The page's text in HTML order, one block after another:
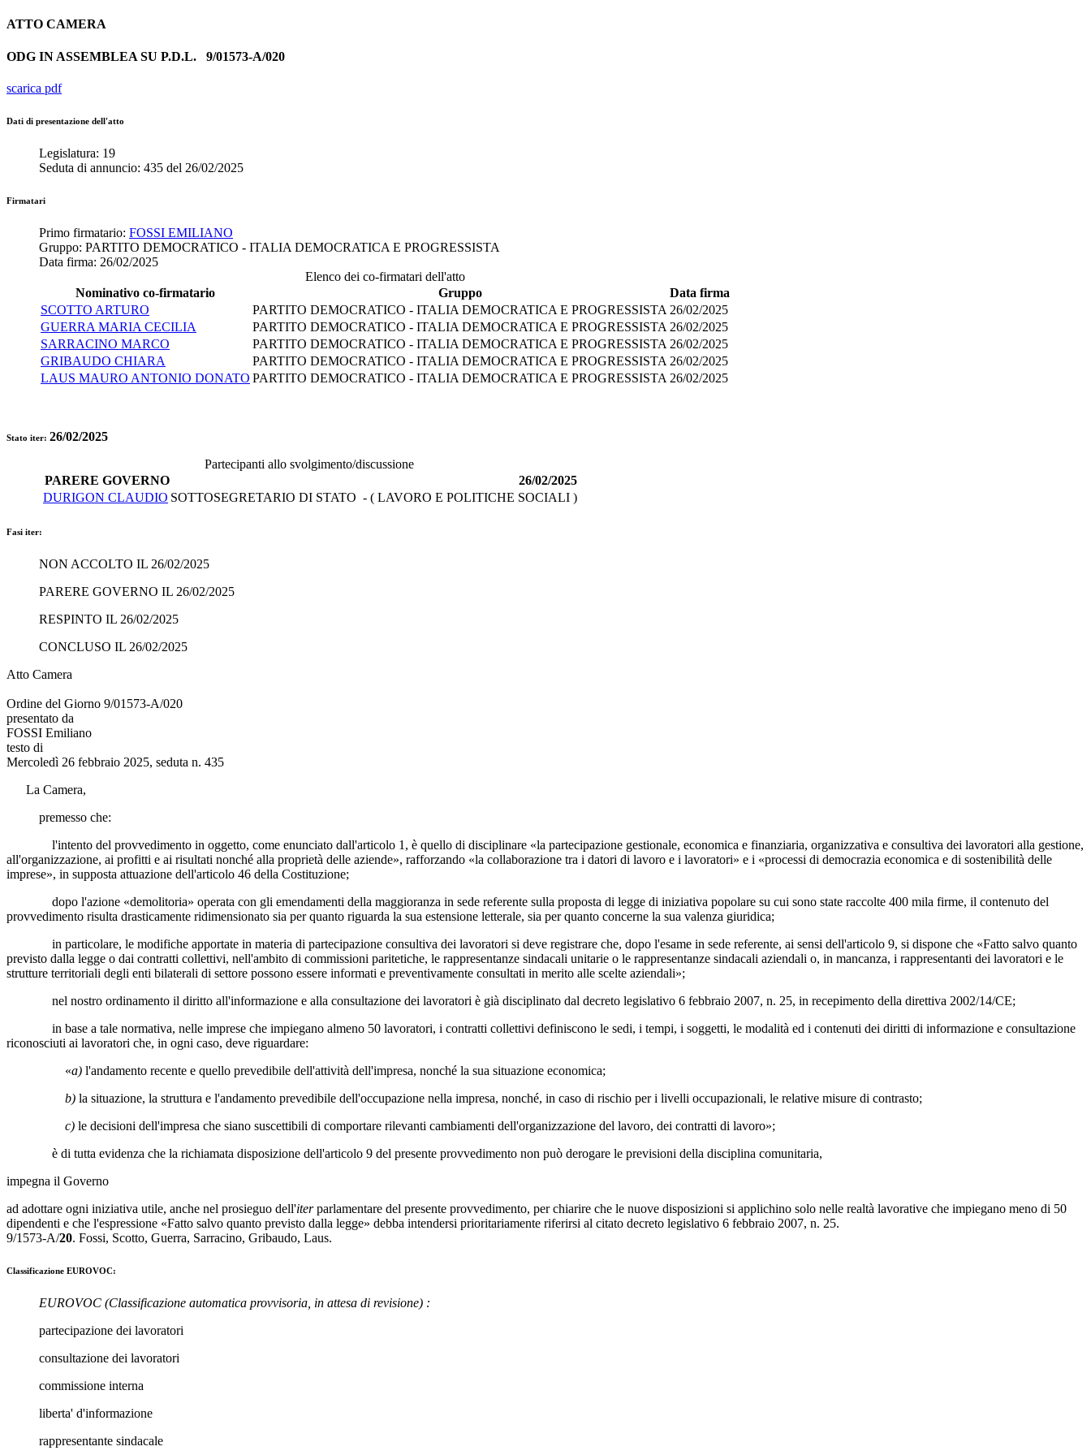
ATTO CAMERA
ODG IN ASSEMBLEA SU P.D.L. 9/01573-A/020
scarica pdf
Dati di presentazione dell'atto
Legislatura: 19
Seduta di annuncio: 435 del 26/02/2025
Firmatari
Primo firmatario: FOSSI EMILIANO
Gruppo: PARTITO DEMOCRATICO - ITALIA DEMOCRATICA E PROGRESSISTA
Data firma: 26/02/2025
Elenco dei co-firmatari dell'atto
Nominativo co-firmatario
Gruppo
Data firma
SCOTTO ARTURO
PARTITO DEMOCRATICO - ITALIA DEMOCRATICA E PROGRESSISTA 26/02/2025
GUERRA MARIA CECILIA
PARTITO DEMOCRATICO - ITALIA DEMOCRATICA E PROGRESSISTA 26/02/2025
SARRACINO MARCO
PARTITO DEMOCRATICO - ITALIA DEMOCRATICA E PROGRESSISTA 26/02/2025
GRIBAUDO CHIARA
PARTITO DEMOCRATICO - ITALIA DEMOCRATICA E PROGRESSISTA 26/02/2025
LAUS MAURO ANTONIO DONATO PARTITO DEMOCRATICO - ITALIA DEMOCRATICA E PROGRESSISTA 26/02/2025
Stato iter: 26/02/2025
Partecipanti allo svolgimento/discussione
PARERE GOVERNO
26/02/2025
DURIGON CLAUDIO SOTTOSEGRETARIO DI STATO - ( LAVORO E POLITICHE SOCIALI )
Fasi iter:
NON ACCOLTO IL 26/02/2025
PARERE GOVERNO IL 26/02/2025
RESPINTO IL 26/02/2025
CONCLUSO IL 26/02/2025
Atto Camera
Ordine del Giorno 9/01573-A/020
presentato da
FOSSI Emiliano
testo di
Mercoledì 26 febbraio 2025, seduta n. 435
La Camera,
premesso che:
l'intento del provvedimento in oggetto, come enunciato dall'articolo 1, è quello di disciplinare «la partecipazione gestionale, economica e finanziaria, organizzativa e consultiva dei lavoratori alla gestione,
all'organizzazione, ai profitti e ai risultati nonché alla proprietà delle aziende», rafforzando «la collaborazione tra i datori di lavoro e i lavoratori» e i «processi di democrazia economica e di sostenibilità delle
imprese», in supposta attuazione dell'articolo 46 della Costituzione;
dopo l'azione «demolitoria» operata con gli emendamenti della maggioranza in sede referente sulla proposta di legge di iniziativa popolare su cui sono state raccolte 400 mila firme, il contenuto del
provvedimento risulta drasticamente ridimensionato sia per quanto riguarda la sua estensione letterale, sia per quanto concerne la sua valenza giuridica;
in particolare, le modifiche apportate in materia di partecipazione consultiva dei lavoratori si deve registrare che, dopo l'esame in sede referente, ai sensi dell'articolo 9, si dispone che «Fatto salvo quanto
previsto dalla legge o dai contratti collettivi, nell'ambito di commissioni paritetiche, le rappresentanze sindacali unitarie o le rappresentanze sindacali aziendali o, in mancanza, i rappresentanti dei lavoratori e le
strutture territoriali degli enti bilaterali di settore possono essere informati e preventivamente consultati in merito alle scelte aziendali»;
nel nostro ordinamento il diritto all'informazione e alla consultazione dei lavoratori è già disciplinato dal decreto legislativo 6 febbraio 2007, n. 25, in recepimento della direttiva 2002/14/CE;
in base a tale normativa, nelle imprese che impiegano almeno 50 lavoratori, i contratti collettivi definiscono le sedi, i tempi, i soggetti, le modalità ed i contenuti dei diritti di informazione e consultazione
riconosciuti ai lavoratori che, in ogni caso, deve riguardare:
«a) l'andamento recente e quello prevedibile dell'attività dell'impresa, nonché la sua situazione economica;
b) la situazione, la struttura e l'andamento prevedibile dell'occupazione nella impresa, nonché, in caso di rischio per i livelli occupazionali, le relative misure di contrasto;
c) le decisioni dell'impresa che siano suscettibili di comportare rilevanti cambiamenti dell'organizzazione del lavoro, dei contratti di lavoro»;
è di tutta evidenza che la richiamata disposizione dell'articolo 9 del presente provvedimento non può derogare le previsioni della disciplina comunitaria,
impegna il Governo
ad adottare ogni iniziativa utile, anche nel prosieguo dell'iterparlamentare del presente provvedimento, per chiarire che le nuove disposizioni si applichino solo nelle realtà lavorative che impiegano meno di 50
dipendenti e che l'espressione «Fatto salvo quanto previsto dalla legge» debba intendersi prioritariamente riferirsi al citato decreto legislativo 6 febbraio 2007, n. 25.
9/1573-A/20. Fossi, Scotto, Guerra, Sarracino, Gribaudo, Laus.
Classificazione EUROVOC:
EUROVOC (Classificazione automatica provvisoria, in attesa di revisione) :
partecipazione dei lavoratori
consultazione dei lavoratori
commissione interna
liberta' d'informazione
rappresentante sindacale